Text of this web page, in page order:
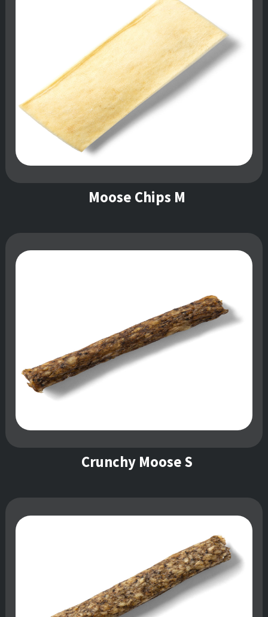
Moose Chips M
Crunchy Moose S